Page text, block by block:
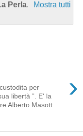
Perla.
Mostra tutti
›
per
libertà ”. E' la
Alberto Masott...